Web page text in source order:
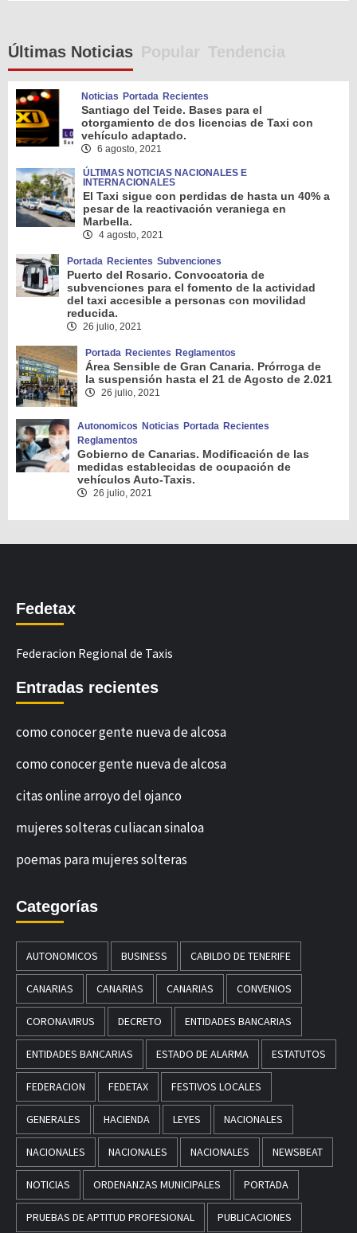
Últimas Noticias Popular Tendencia
Noticias Portada Recientes
Santiago del Teide. Bases para el
otorgamiento de dos licencias de Taxi con
vehículo adaptado.
6 agosto, 2021
ÚLTIMAS NOTICIAS NACIONALES E
INTERNACIONALES
El Taxi sigue con perdidas de hasta un 40% a
pesar de la reactivación veraniega en
Marbella.
4 agosto, 2021
Portada Recientes Subvenciones
Puerto del Rosario. Convocatoria de
subvenciones para el fomento de la actividad
del taxi accesible a personas con movilidad
reducida.
26 julio, 2021
Portada Recientes Reglamentos
Área Sensible de Gran Canaria. Prórroga de
la suspensión hasta el 21 de Agosto de 2.021
26 julio, 2021
Autonomicos Noticias Portada Recientes
Reglamentos
Gobierno de Canarias. Modificación de las
medidas establecidas de ocupación de
vehículos Auto-Taxis.
26 julio, 2021
Fedetax
Federacion Regional de Taxis
Entradas recientes
como conocer gente nueva de alcosa
como conocer gente nueva de alcosa
citas online arroyo del ojanco
mujeres solteras culiacan sinaloa
poemas para mujeres solteras
Categorías
AUTONOMICOS BUSINESS CABILDO DE TENERIFE
CANARIAS CANARIAS CANARIAS CONVENIOS
CORONAVIRUS DECRETO ENTIDADES BANCARIAS
ENTIDADES BANCARIAS ESTADO DE ALARMA ESTATUTOS
FEDERACION FEDETAX FESTIVOS LOCALES
GENERALES HACIENDA LEYES NACIONALES
NACIONALES NACIONALES NACIONALES NEWSBEAT
NOTICIAS ORDENANZAS MUNICIPALES PORTADA
PRUEBAS DE APTITUD PROFESIONAL PUBLICACIONES